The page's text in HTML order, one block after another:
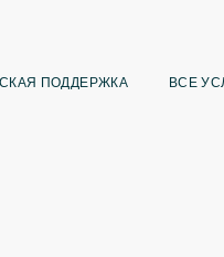
ПОДДЕРЖКА ВСЕ